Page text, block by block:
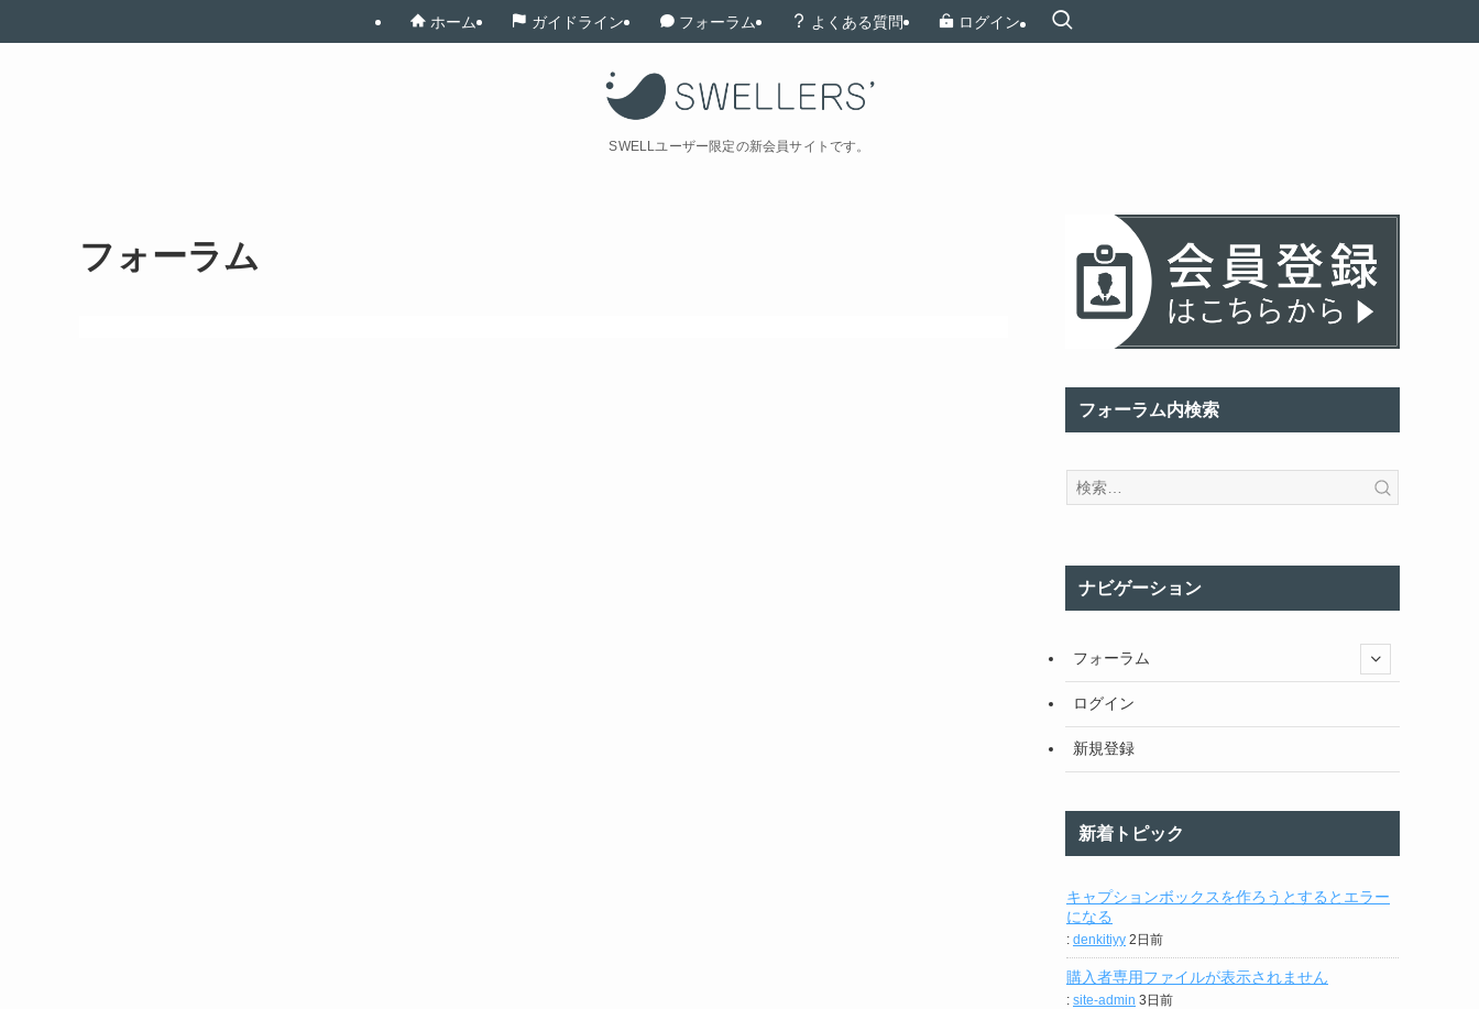
SWELLユーザー限定の新会員サイトです。
ホーム ガイドライン フォーラム よくある質問 ログイン
フォーラム
フォーラム内検索
ナビゲーション
フォーラム
ログイン
新規登録
新着トピック
キャプションボックスを作ろうとするとエラー
になる
: denkitiyy 2日前
購入者専用ファイルが表示されません
: site-admin 3日前